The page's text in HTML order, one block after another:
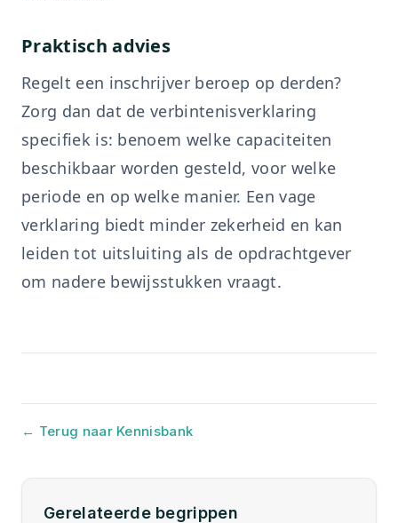
Praktisch advies
Regelt een inschrijver beroep op derden?
Zorg dan dat de verbintenisverklaring
specifiek is: benoem welke capaciteiten
beschikbaar worden gesteld, voor welke
periode en op welke manier. Een vage
verklaring biedt minder zekerheid en kan
leiden tot uitsluiting als de opdrachtgever
om nadere bewijsstukken vraagt.
← Terug naar Kennisbank
Gerelateerde begrippen